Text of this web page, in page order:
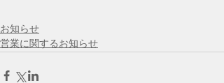
お知らせ
営業に関するお知らせ